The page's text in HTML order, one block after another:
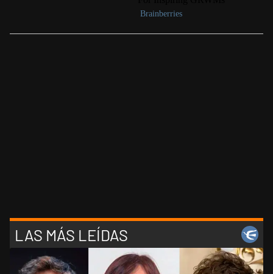
LAS MÁS LEÍDAS